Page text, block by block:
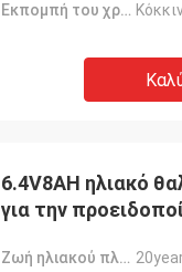
Εκπομπή του χρώματος
6.4V8AH ηλιακό
για την
Ζωή ηλιακού πλαισίου